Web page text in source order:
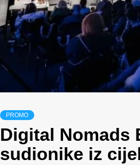
PROMO
Digital Nomads
sudionike iz